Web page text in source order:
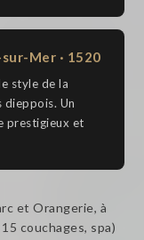
Mer · 1520
style de la
dieppois. Un
prestigieux et
et Orangerie, à
couchages, spa)